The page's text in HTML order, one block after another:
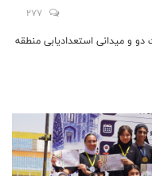
277
و میدانی استعدادیابی منطقه